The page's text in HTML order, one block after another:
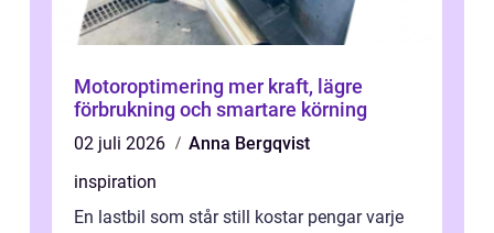
Motoroptimering mer kraft, lägre
förbrukning och smartare körning
02 juli 2026
Anna Bergqvist
inspiration
En lastbil som står still kostar pengar varje